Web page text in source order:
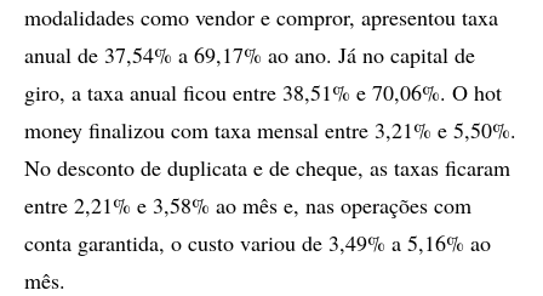
modalidades como vendor e compror, apresentou taxa
anual de 37,54% a 69,17% ao ano. Já no capital de
giro, a taxa anual ficou entre 38,51% e 70,06%. O hot
money finalizou com taxa mensal entre 3,21% e 5,50%.
No desconto de duplicata e de cheque, as taxas ficaram
entre 2,21% e 3,58% ao mês e, nas operações com
conta garantida, o custo variou de 3,49% a 5,16% ao
mês.